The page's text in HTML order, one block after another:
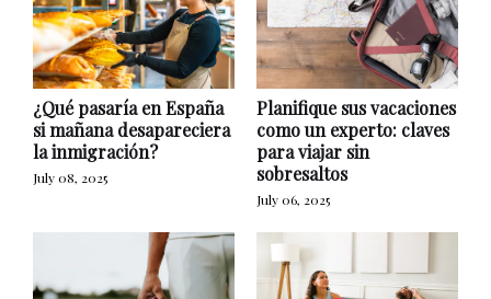
¿Qué pasaría en España
si mañana desapareciera
la inmigración?
July 08, 2025
Planifique sus vacaciones
como un experto: claves
para viajar sin
sobresaltos
July 06, 2025